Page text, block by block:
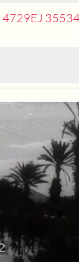
4729EJ 35534